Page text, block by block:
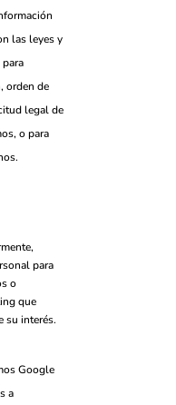
las leyes y
orden de
legal de
o para
para
o
que
su interés.
Google
a